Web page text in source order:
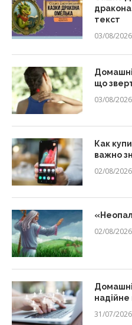
текст
03/08/2026
Домашні
що
03/08/2026
Как
важно
02/08/2026
02/08/2026
31/07/2026